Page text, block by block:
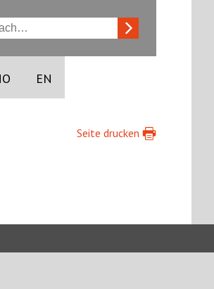
EN
Seite drucken